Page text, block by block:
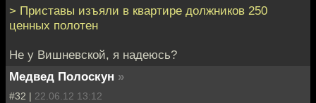
> Приставы изъяли в квартире должников 250
ценных полотен
Не у Вишневской, я надеюсь?
Медвед Полоскун »
#32 | 22.06.12 13:12